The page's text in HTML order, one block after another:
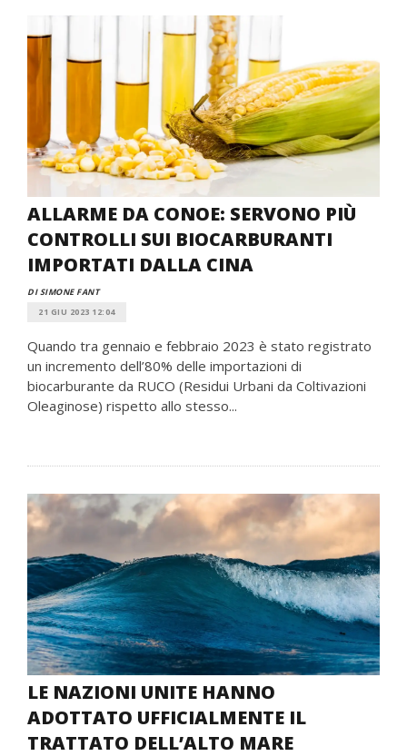
ALLARME DA CONOE: SERVONO PIÙ
CONTROLLI SUI BIOCARBURANTI
IMPORTATI DALLA CINA
DI SIMONE FANT
21 GIU 2023 12:04
Quando tra gennaio e febbraio 2023 è stato registrato
un incremento dell’80% delle importazioni di
biocarburante da RUCO (Residui Urbani da Coltivazioni
Oleaginose) rispetto allo stesso...
LE NAZIONI UNITE HANNO
ADOTTATO UFFICIALMENTE IL
TRATTATO DELL’ALTO MARE